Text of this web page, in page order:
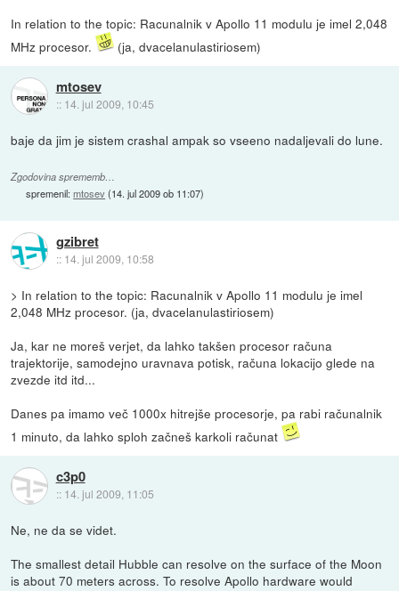
In relation to the topic: Racunalnik v Apollo 11 modulu je imel 2,048
MHz procesor.
(ja, dvacelanulastiriosem)
mtosev
:: 14. jul 2009, 10:45
baje da jim je sistem crashal ampak so vseeno nadaljevali do lune.
Zgodovina sprememb…
spremenil:mtosev(14. jul 2009 ob 11:07)
gzibret
:: 14. jul 2009, 10:58
> In relation to the topic: Racunalnik v Apollo 11 modulu je imel
2,048 MHz procesor. (ja, dvacelanulastiriosem)
Ja, kar ne moreš verjet, da lahko takšen procesor računa
trajektorije, samodejno uravnava potisk, računa lokacijo glede na
zvezde itd itd...
Danes pa imamo več 1000x hitrejše procesorje, pa rabi računalnik
1 minuto, da lahko sploh začneš karkoli računat
c3p0
:: 14. jul 2009, 11:05
Ne, ne da se videt.
The smallest detail Hubble can resolve on the surface of the Moon
is about 70 meters across. To resolve Apollo hardware would